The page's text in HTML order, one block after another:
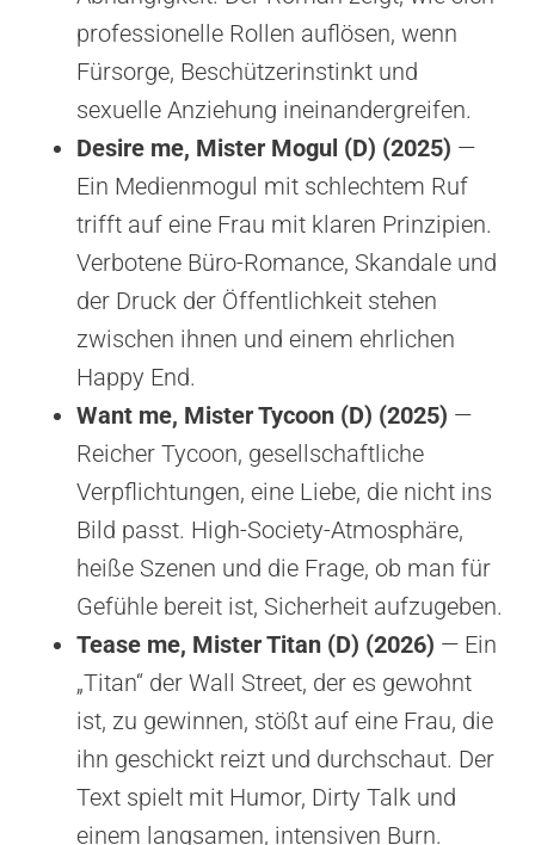
professionelle Rollen auflösen, wenn
Fürsorge, Beschützerinstinkt und
sexuelle Anziehung ineinandergreifen.
Desire me, Mister Mogul (D) (2025) —
Ein Medienmogul mit schlechtem Ruf
trifft auf eine Frau mit klaren Prinzipien.
Verbotene Büro-Romance, Skandale und
der Druck der Öffentlichkeit stehen
zwischen ihnen und einem ehrlichen
Happy End.
Want me, Mister Tycoon (D) (2025) —
Reicher Tycoon, gesellschaftliche
Verpflichtungen, eine Liebe, die nicht ins
Bild passt. High-Society-Atmosphäre,
heiße Szenen und die Frage, ob man für
Gefühle bereit ist, Sicherheit aufzugeben.
Tease me, Mister Titan (D) (2026) — Ein
„Titan“ der Wall Street, der es gewohnt
ist, zu gewinnen, stößt auf eine Frau, die
ihn geschickt reizt und durchschaut. Der
Text spielt mit Humor, Dirty Talk und
einem langsamen, intensiven Burn.